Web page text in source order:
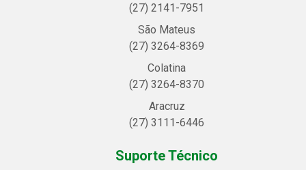
(27) 2141-7951
São Mateus
(27) 3264-8369
Colatina
(27) 3264-8370
Aracruz
(27) 3111-6446
Suporte Técnico